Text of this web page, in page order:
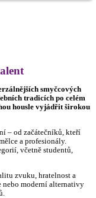
smyčcových
tradicích po celém
housle vyjádřit širokou
– od začátečníků, kteří
a profesionály.
včetně studentů,
zvuku, hratelnost a
nebo moderní alternativy